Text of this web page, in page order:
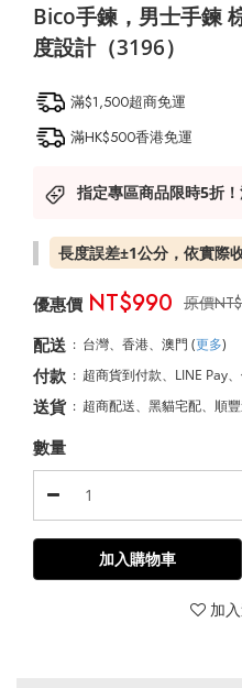
Bico手鍊，男士手鍊
度設計（3196）
滿$1,500超商免運
滿HK$500香港免運
指定專區商品限時5折
長度誤差±1公分，依實際
NT$990
配送 : 台灣、香港、澳門 (更多)
付款 : 超商貨到付款、LINE Pay
送貨 : 超商配送、黑貓宅配、順
數量
加入購物車
加